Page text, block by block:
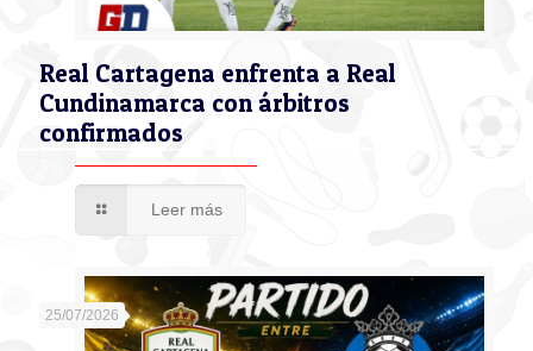
Real Cartagena enfrenta a Real
Cundinamarca con árbitros
confirmados
Leer más
25/07/2026